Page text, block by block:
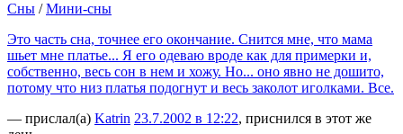
Сны /Мини-сны
Это часть сна, точнее его окончание. Снится мне, что мама
шьет мне платье... Я его одеваю вроде как для примерки и,
собственно, весь сон в нем и хожу. Но... оно явно не дошито,
потому что низ платья подогнут и весь заколот иголками. Все.
— прислал(а) Katrin 23.7.2002 в 12:22, приснился в этот же